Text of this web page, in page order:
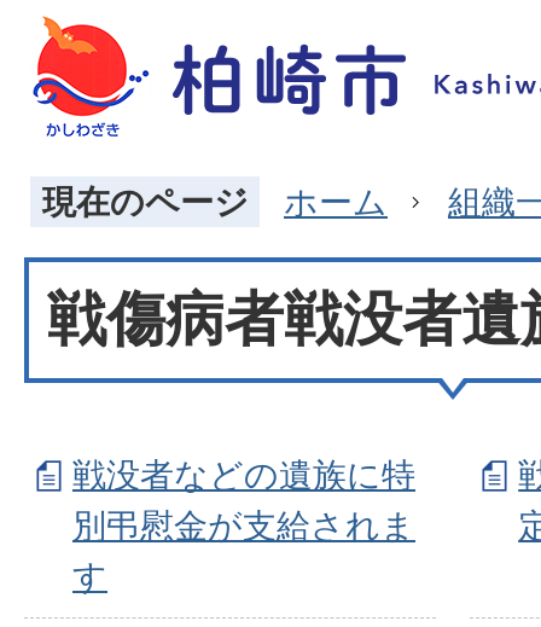
現在のページ ホーム 組織
戦傷病者戦没者遺
戦没者などの遺族に特
別弔慰金が支給されま
す